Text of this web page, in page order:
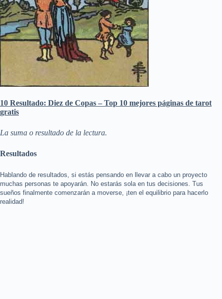
10 Resultado: Diez de Copas – Top 10 mejores páginas de tarot
gratis
La suma o resultado de la lectura.
Resultados
Hablando de resultados, si estás pensando en llevar a cabo un proyecto
muchas personas te apoyarán. No estarás sola en tus decisiones. Tus
sueños finalmente comenzarán a moverse, ¡ten el equilibrio para hacerlo
realidad!